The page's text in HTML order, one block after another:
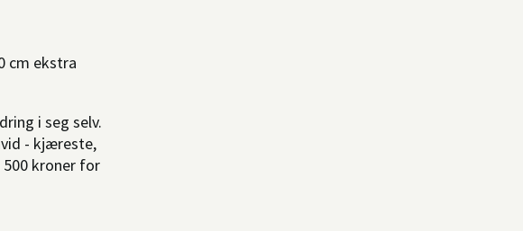
cm ekstra
i seg selv.
- kjæreste,
kroner for